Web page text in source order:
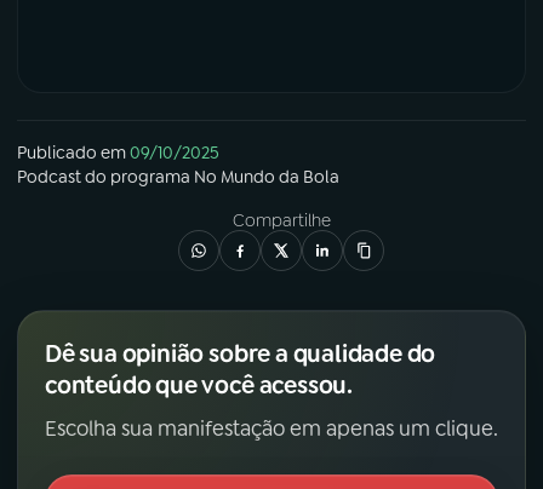
Publicado em09/10/2025
Podcastdo programa No Mundo da Bola
Compartilhe
Dê sua opinião sobre a qualidade do
conteúdo que você acessou.
Escolha sua manifestação em apenas um clique.